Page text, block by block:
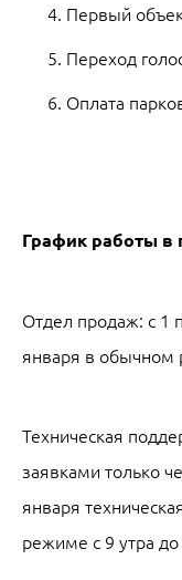
Первый
Переход
Оплата
График работы в
Отдел продаж: с 1
января в
Техническая
заявками только
января
режиме с 9 утра